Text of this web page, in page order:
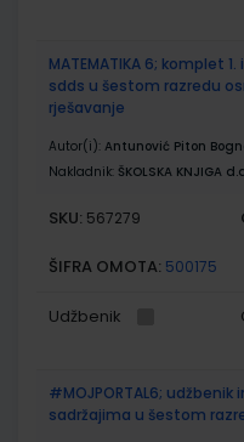
MATEMATIKA 6; komplet
sdds u šestom razredu
rješavanje
Autor(i): Antunović Piton
Nakladnik: ŠKOLSKA KNJIGA
SKU: 567279
ŠIFRA OMOTA: 500175
Udžbenik
#MOJPORTAL6;
sadržajima u šestom